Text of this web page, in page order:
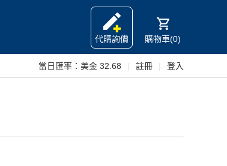
代購詢價
購物車(0)
當日匯率： 美金 32.68 註冊 登入